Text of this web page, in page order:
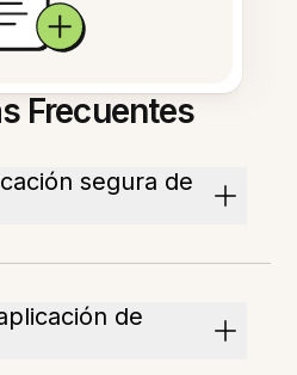
Frecuentes
segura de
de